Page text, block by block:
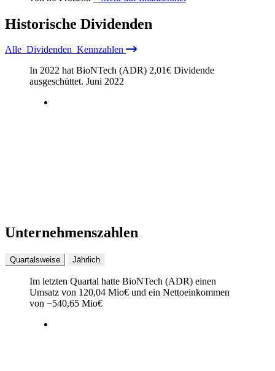
Historische Dividenden
Alle Dividenden Kennzahlen
In 2022 hat BioNTech (ADR) 2,01€ Dividende
ausgeschüttet. Juni 2022
Unternehmenszahlen
Quartalsweise Jährlich
Im letzten Quartal hatte BioNTech (ADR) einen
Umsatz von 120,04 Mio€ und ein Nettoeinkommen
von −540,65 Mio€